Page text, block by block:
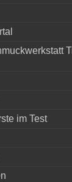
im Test